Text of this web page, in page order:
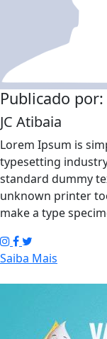
Publicado por:
JC Atibaia
Lorem Ipsum is
typesetting
standard dummy
unknown printer
make a type
Saiba Mais